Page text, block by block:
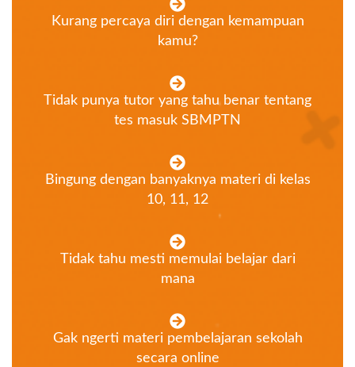
Kurang percaya diri dengan kemampuan
kamu?
Tidak punya tutor yang tahu benar tentang
tes masuk SBMPTN
Bingung dengan banyaknya materi di kelas
10, 11, 12
Tidak tahu mesti memulai belajar dari
mana
Gak ngerti materi pembelajaran sekolah
secara online